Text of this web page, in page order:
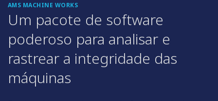
AMS MACHINE WORKS
Um pacote de software
poderoso para analisar e
rastrear a integridade das
máquinas